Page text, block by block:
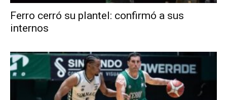
Ferro cerró su plantel: confirmó a sus
internos